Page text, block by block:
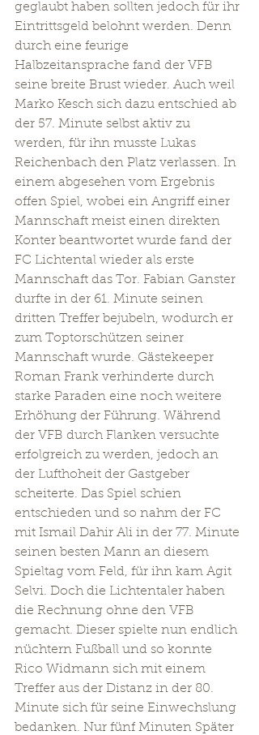
geglaubt haben sollten jedoch für ihr
Eintrittsgeld belohnt werden. Denn
durch eine feurige
Halbzeitansprache fand der VFB
seine breite Brust wieder. Auch weil
Marko Kesch sich dazu entschied ab
der 57. Minute selbst aktiv zu
werden, für ihn musste Lukas
Reichenbach den Platz verlassen. In
einem abgesehen vom Ergebnis
offen Spiel, wobei ein Angriff einer
Mannschaft meist einen direkten
Konter beantwortet wurde fand der
FC Lichtental wieder als erste
Mannschaft das Tor. Fabian Ganster
durfte in der 61. Minute seinen
dritten Treffer bejubeln, wodurch er
zum Toptorschützen seiner
Mannschaft wurde. Gästekeeper
Roman Frank verhinderte durch
starke Paraden eine noch weitere
Erhöhung der Führung. Während
der VFB durch Flanken versuchte
erfolgreich zu werden, jedoch an
der Lufthoheit der Gastgeber
scheiterte. Das Spiel schien
entschieden und so nahm der FC
mit Ismail Dahir Ali in der 77. Minute
seinen besten Mann an diesem
Spieltag vom Feld, für ihn kam Agit
Selvi. Doch die Lichtentaler haben
die Rechnung ohne den VFB
gemacht. Dieser spielte nun endlich
nüchtern Fußball und so konnte
Rico Widmann sich mit einem
Treffer aus der Distanz in der 80.
Minute sich für seine Einwechslung
bedanken. Nur fünf Minuten Später